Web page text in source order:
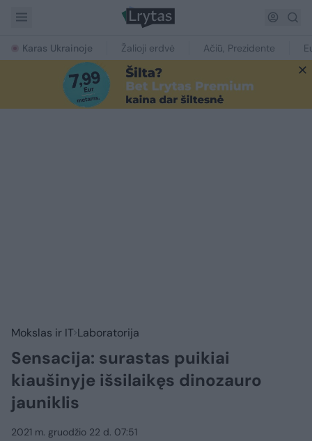
Karas Ukrainoje Žalioji erdvė Ačiū, Prezidente
Mokslas ir IT Laboratorija
Sensacija: surastas puikiai
kiaušinyje išsilaikęs dinozauro
jauniklis
2021 m. gruodžio 22 d. 07:51